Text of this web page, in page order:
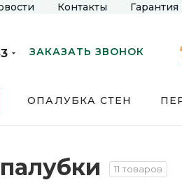
Контакты
ЗАКАЗАТЬ ЗВОНОК
ОПАЛУБКА СТЕН
11 товаров